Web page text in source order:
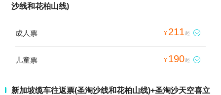
沙线和花柏山线)
成人票 ¥ 211 起 
儿童票 ¥ 190起 
新加坡缆车往返票(圣淘沙线和花柏山线)+圣淘沙天空喜立